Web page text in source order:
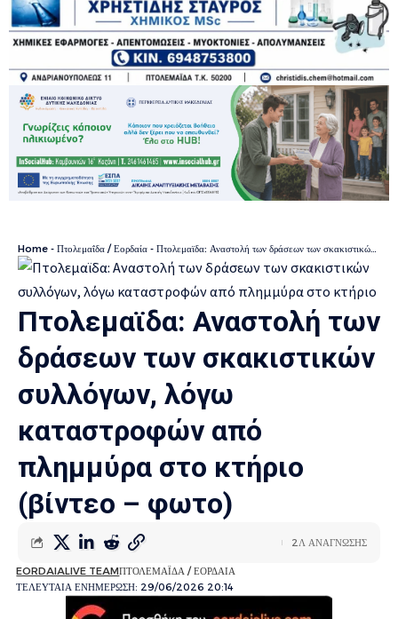
Home - Πτολεμαΐδα / Εορδαία - Πτολεμαϊδα: Αναστολή των δράσεων των σκακιστικών συλλόγων, λόγω καταστροφών από πλημμύρα στο κτήριο (βίντεο – φωτο)
Πτολεμαϊδα: Αναστολή των
δράσεων των σκακιστικών
συλλόγων, λόγω
καταστροφών από
πλημμύρα στο κτήριο
(βίντεο – φωτο)
ΤΕΛΕΥΤΑΙΑ ΕΝΗΜΕΡΩΣΗ: 29/06/2026 20:14
EORDAIALIVE TEAMΠΤΟΛΕΜΑΪΔΑ / ΕΟΡΔΑΙΑ
2Λ ΑΝΑΓΝΩΣΗΣ